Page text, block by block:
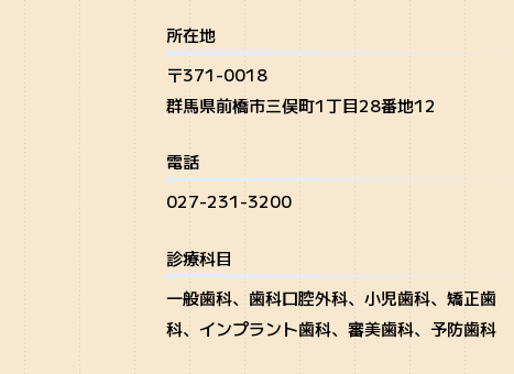
所在地
〒371-0018
群馬県前橋市三俣町1丁目28番地12
電話
027-231-3200
診療科目
一般歯科、歯科口腔外科、小児歯科、矯正歯
科、インプラント歯科、審美歯科、予防歯科